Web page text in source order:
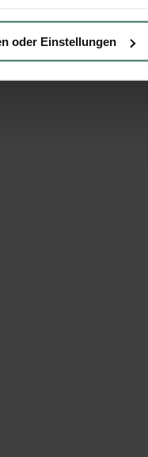
oder Einstellungen